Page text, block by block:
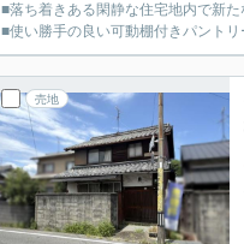
■落ち着きある閑静な住宅地内で新た
■使い勝手の良い可動棚付きパント
売地